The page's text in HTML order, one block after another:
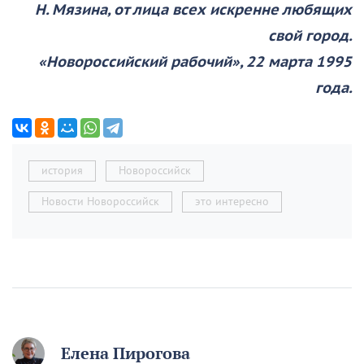
Н. Мязина, от лица всех искренне любящих
свой город.
«Новороссийский рабочий», 22 марта 1995
года.
история Новороссийск
Новости Новороссийск это интересно
Елена Пирогова